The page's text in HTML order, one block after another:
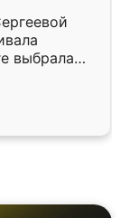
выбрала
потом
объяснил
с
без
осталась
и ожидала.